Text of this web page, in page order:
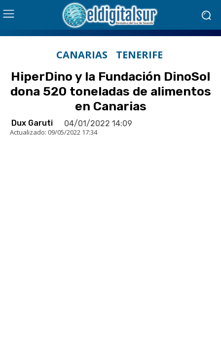
CANARIAS TENERIFE
HiperDino y la Fundación DinoSol
dona 520 toneladas de alimentos
en Canarias
Dux Garuti 04/01/2022 14:09
Actualizado: 09/05/2022 17:34